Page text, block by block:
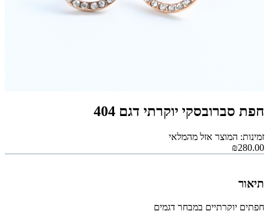
חפת סברובסקי יוקרתי דגם 404
זמינות: המוצר אזל מהמלאי
₪280.00
תיאור
חפתים יוקרתיים במבחר דגמים